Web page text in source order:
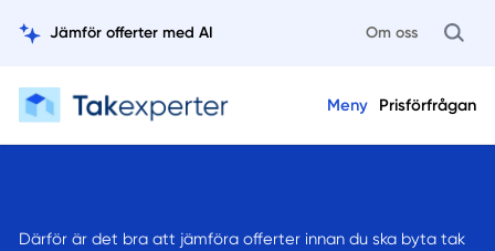
Jämför offerter med AI Om oss
Meny Prisförfrågan
Därför är det bra att jämföra offerter innan du ska byta tak